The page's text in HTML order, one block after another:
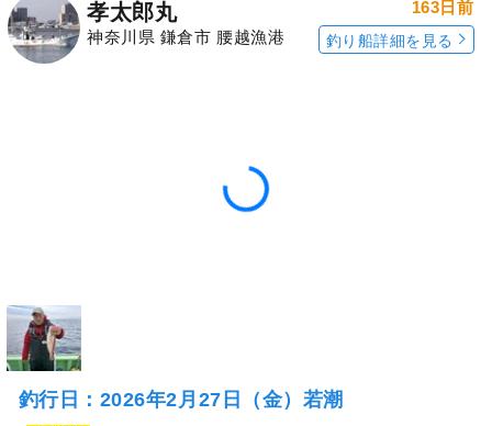
孝太郎丸
神奈川県 鎌倉市 腰越漁港
163日前
釣り船詳細を見る